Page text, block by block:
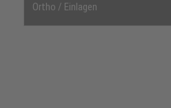
Ortho / Einlagen